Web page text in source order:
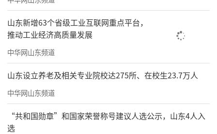
山东新增63个省级工业互联网重点平台，
推动工业经济高质量发展
中华网山东频道
山东设立养老及相关专业院校达275所、在校生23.7万人
中华网山东频道
“共和国勋章”和国家荣誉称号建议人选公示，山东4人入
选